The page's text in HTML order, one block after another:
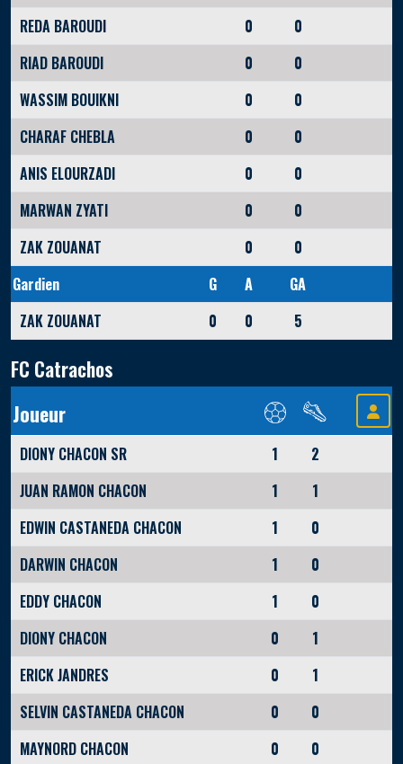
REDA BAROUDI
0
0
RIAD BAROUDI
0
0
WASSIM BOUIKNI
0
0
CHARAF CHEBLA
0
0
ANIS ELOURZADI
0
0
MARWAN ZYATI
0
0
ZAK ZOUANAT
0
0
Gardien
G A
GA
ZAK ZOUANAT
0 0 5
FC Catrachos
Joueur
DIONY CHACON SR 1
2
JUAN RAMON CHACON
1
1
EDWIN CASTANEDA CHACON
1
0
DARWIN CHACON
1
0
EDDY CHACON
1
0
DIONY CHACON
0
1
ERICK JANDRES
0
1
SELVIN CASTANEDA CHACON
0
0
MAYNORD CHACON
0
0